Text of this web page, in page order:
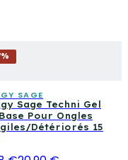
%
SAGE
Sage Techni Gel
Pour Ongles
Détériorés 15